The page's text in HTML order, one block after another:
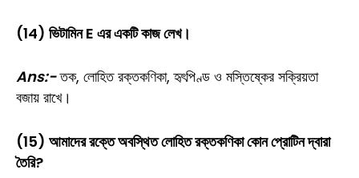
(14) ভিটামিন E এর একটি কাজ লেখ।
Ans:-তক, লোহিত রক্তকণিকা, হৃৎপিণ্ড ও মস্তিষ্কের সক্রিয়তা
বজায় রাখে।
(15) আমাদের রক্তে অবস্থিত লোহিত রক্তকণিকা কোন প্রোটিন দ্বারা
তৈরি?